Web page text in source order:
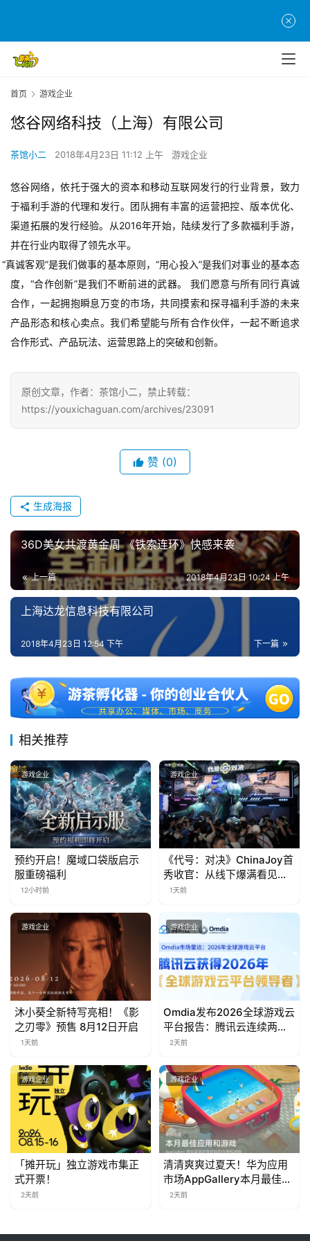
首
游
原
游
戏
业
机
游
戏
机
游
戏
游
戏
2
十
三
届
金
7
月
3
0
日
游
茶
接
会
上
海
站
中
文
(
中
首页 游戏企业
悠谷网络科技（上海）有限公司
茶馆小二 2018年4月23日 11:12 上午 游戏企业
悠谷网络，依托于强大的资本和移动互联网发行的行业背景，致力
于福利手游的代理和发行。团队拥有丰富的运营把控、版本优化、
渠道拓展的发行经验。从2016年开始，陆续发行了多款福利手游，
并在行业内取得了领先水平。
“真诚客观”是我们做事的基本原则，“用心投入”是我们对事业的基本态
度，“合作创新”是我们不断前进的武器。 我们愿意与所有同行真诚
合作，一起拥抱瞬息万变的市场，共同摸索和探寻福利手游的未来
产品形态和核心卖点。我们希望能与所有合作伙伴，一起不断追求
合作形式、产品玩法、运营思路上的突破和创新。
原创文章，作者：茶馆小二，禁止转载：
https://youxichaguan.com/archives/23091
赞 (0)
生成海报
36D美女共渡黄金周 《铁索连环》快感来袭
上一篇 2018年4月23日 10:24 上午
上海达龙信息科技有限公司
下一篇
2018年4月23日 12:54 下午
相关推荐
游戏企业
预约开启！魔域口袋版启示
服重磅福利
12小时前
游戏企业
《代号：对决》ChinaJoy首
秀收官：从线下爆满看见玩
家的真实期待
1天前
游戏企业
沐小葵全新特写亮相！《影
之刃零》预售 8月12日开启
1天前
游戏企业
Omdia发布2026全球游戏云
平台报告：腾讯云连续两年
入选“领导者”象限
2天前
游戏企业
「摊开玩」独立游戏市集正
式开票！
2天前
游戏企业
清清爽爽过夏天！华为应用
市场AppGallery本月最佳上
新，款款提升幸福感
2天前